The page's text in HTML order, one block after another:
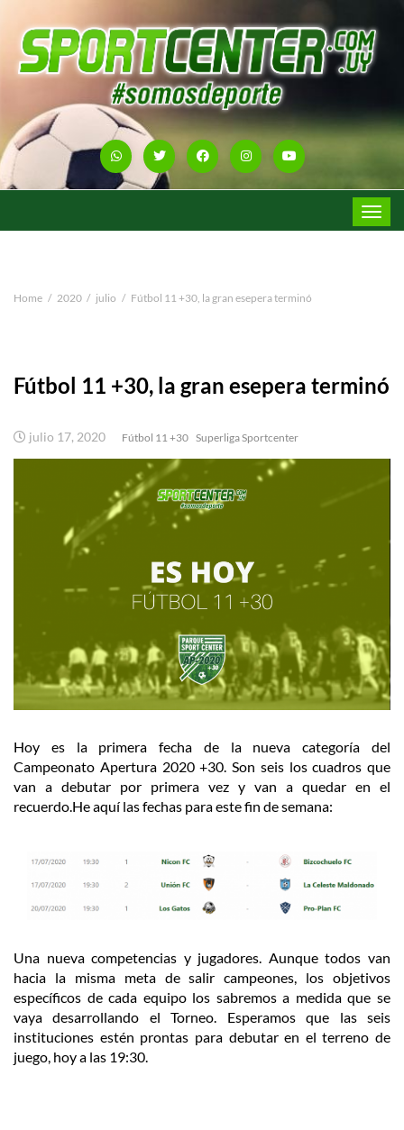
Toggle
Home 2020 julio Fútbol 11 +30, la gran esepera terminó
Fútbol 11 +30, la gran esepera terminó
julio 17, 2020 Fútbol 11 +30 Superliga Sportcenter
Hoy es la primera fecha de la nueva categoría del
Campeonato Apertura 2020 +30. Son seis los cuadros que
van a debutar por primera vez y van a quedar en el
recuerdo.He aquí las fechas para este fin de semana:
Una nueva competencias y jugadores. Aunque todos van
hacia la misma meta de salir campeones, los objetivos
específicos de cada equipo los sabremos a medida que se
vaya desarrollando el Torneo. Esperamos que las seis
instituciones estén prontas para debutar en el terreno de
juego, hoy a las 19:30.